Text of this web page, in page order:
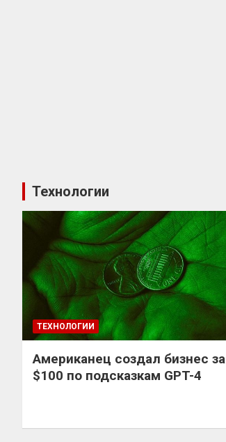
Технологии
ТЕХНОЛОГИИ
Американец создал бизнес за
$100 по подсказкам GPT-4